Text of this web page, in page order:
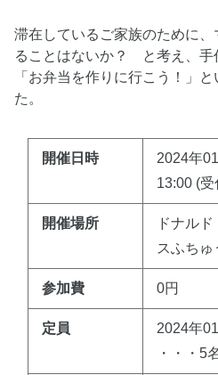
滞在しているご家族のために
ることはないか？ と考え、手
「お弁当を作りに行こう！」
た。
開催日時
2024年
13:00 (
開催場所
ドナル
スふちゅ
参加費 0円
定員
2024年
・・・5